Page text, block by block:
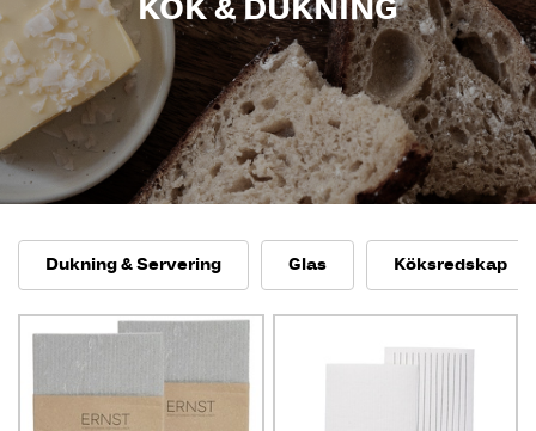
Dukning & Servering Glas Köksredskap